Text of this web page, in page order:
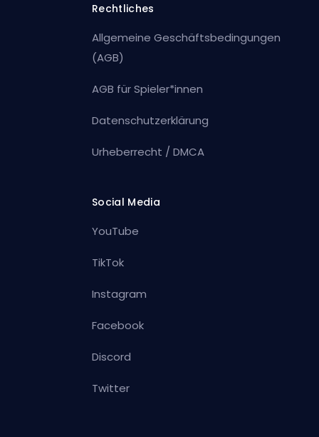
Rechtliches
Allgemeine Geschäftsbedingungen
(AGB)
AGB für Spieler*innen
Datenschutzerklärung
Urheberrecht / DMCA
Social Media
YouTube
TikTok
Instagram
Facebook
Discord
Twitter